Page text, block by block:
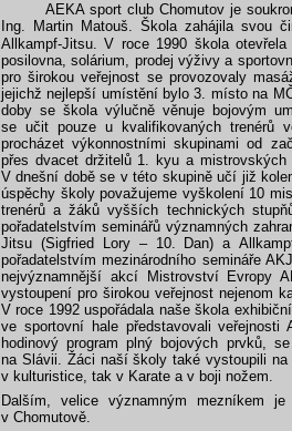
AEKA sport club Chomutov je
Ing. Martin Matouš. Škola zahájila svou
Allkampf-Jitsu. V roce 1990 škola
posilovna, solárium, prodej výživy a
pro širokou veřejnost se provozovaly
jejichž nejlepší umístění bylo 3. místo na
doby se škola výlučně věnuje bojovým
se učit pouze u kvalifikovaných trenérů
procházet výkonnostními skupinami od
přes dvacet držitelů 1. kyu a
V dnešní době se v této skupině učí již
úspěchy školy považujeme vyškolení 10
trenérů a žáků vyšších technických
pořadatelstvím seminářů významných
Jitsu (Sigfried Lory – 10. Dan) a
pořadatelstvím mezinárodního semináře
nejvýznamnější akcí Mistrovství Evropy
vystoupení pro širokou veřejnost nejenom
V roce 1992 uspořádala naše škola
ve sportovní hale představovali
hodinový program plný bojových prvků,
na Slávii. Žáci naší školy také vystoupili
v kulturistice, tak v Karate a v boji nožem.
Dalším, velice významným mezníkem
v Chomutově.